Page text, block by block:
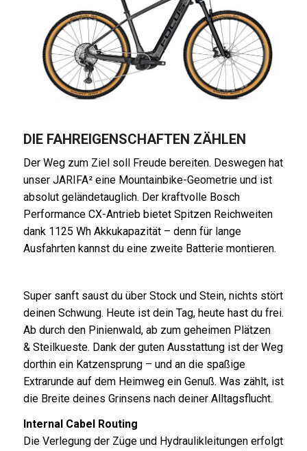
DIE FAHREIGENSCHAFTEN ZÄHLEN
Der Weg zum Ziel soll Freude bereiten. Deswegen hat
unser JARIFA² eine Mountainbike-Geometrie und ist
absolut geländetauglich. Der kraftvolle Bosch
Performance CX-Antrieb bietet Spitzen Reichweiten
dank 1125 Wh Akkukapazität – denn für lange
Ausfahrten kannst du eine zweite Batterie montieren.
Super sanft saust du über Stock und Stein, nichts stört
deinen Schwung. Heute ist dein Tag, heute hast du frei.
Ab durch den Pinienwald, ab zum geheimen Plätzen
& Steilkueste. Dank der guten Ausstattung ist der Weg
dorthin ein Katzensprung – und an die spaßige
Extrarunde auf dem Heimweg ein Genuß. Was zählt, ist
die Breite deines Grinsens nach deiner Alltagsflucht.
Internal Cabel Routing
Die Verlegung der Züge und Hydraulikleitungen erfolgt